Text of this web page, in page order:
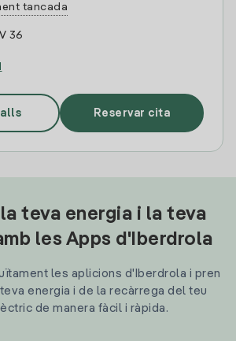
tancada
36
Reservar cita
teva energia i la teva
les Apps d'Iberdrola
les aplicions d'Iberdrola i pren
energia i de la recàrrega del teu
de manera fàcil i ràpida.